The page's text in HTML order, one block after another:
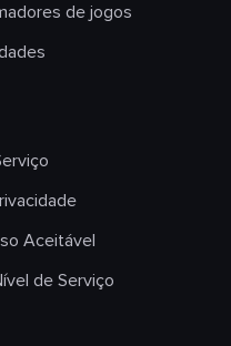
de jogos
Aceitável
de Serviço